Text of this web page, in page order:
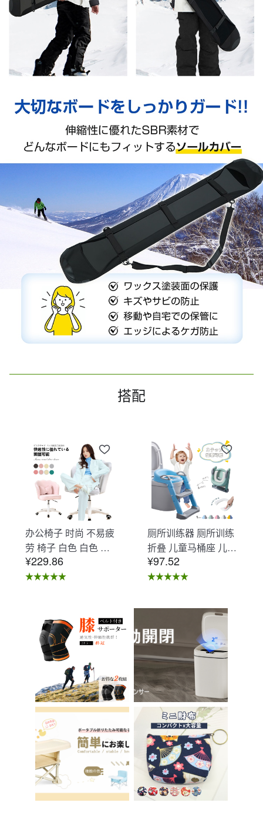
搭配
办公椅子 时尚 不易疲
劳 椅子 白色 白色 办
公椅子 不易疲劳 学习
椅 北欧 儿童 椅子 学
椅子 在家办公 Asher
Brilliant C-56
¥229.86
厕所训练器 厕所训练
折叠 儿童马桶座 儿童
马桶辅助 收纳式马桶
座 小孩马桶座 儿童厕
女孩 儿童 孩子 儿童
马桶训练 免邮 踏步器
厕所
¥97.52